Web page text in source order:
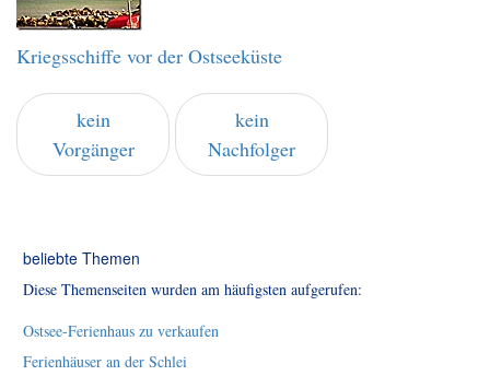
Kriegsschiffe vor der Ostseeküste
kein
Vorgänger
kein
Nachfolger
beliebte Themen
Diese Themenseiten wurden am häufigsten aufgerufen:
Ostsee-Ferienhaus zu verkaufen
Ferienhäuser an der Schlei